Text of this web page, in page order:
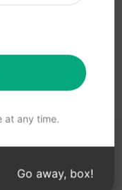
しれない。
at any time.
Go away, box!